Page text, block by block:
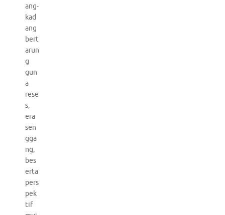
ang-
kad
ang
bert
arun
g
gun
a
rese
s,
era
sen
gga
ng,
bes
erta
pers
pek
tif